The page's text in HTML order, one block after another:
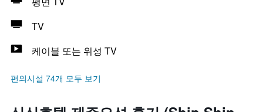
TV
케이블 또는 위성 TV
편의시설 74개 모두 보기